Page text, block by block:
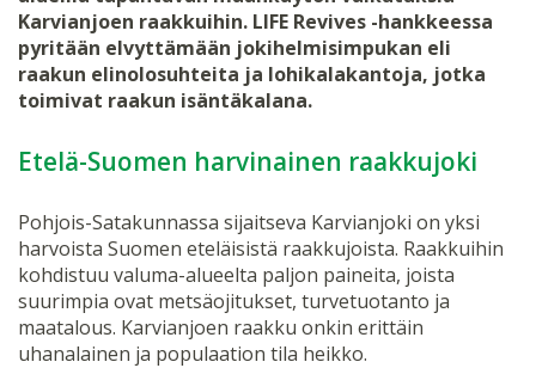
Karvianjoen raakkuihin. LIFE Revives -hankkeessa
pyritään elvyttämään jokihelmisimpukan eli
raakun elinolosuhteita ja lohikalakantoja, jotka
toimivat raakun isäntäkalana.
Etelä-Suomen harvinainen raakkujoki
Pohjois-Satakunnassa sijaitseva Karvianjoki on yksi
harvoista Suomen eteläisistä raakkujoista. Raakkuihin
kohdistuu valuma-alueelta paljon paineita, joista
suurimpia ovat metsäojitukset, turvetuotanto ja
maatalous. Karvianjoen raakku onkin erittäin
uhanalainen ja populaation tila heikko.